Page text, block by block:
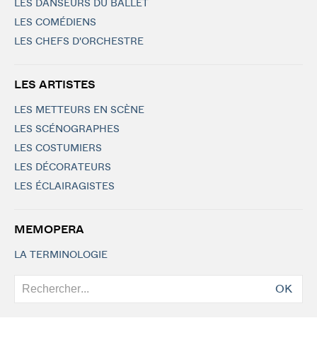
LES DANSEURS DU BALLET
LES COMÉDIENS
LES CHEFS D'ORCHESTRE
LES ARTISTES
LES METTEURS EN SCÈNE
LES SCÉNOGRAPHES
LES COSTUMIERS
LES DÉCORATEURS
LES ÉCLAIRAGISTES
MEMOPERA
LA TERMINOLOGIE
OK